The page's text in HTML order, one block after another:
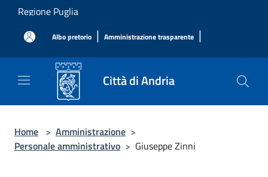
Salta al contenuto principale
Regione Puglia
Albo pretorio | Amministrazione trasparente |
Città di Andria
Home > Amministrazione >
Personale amministrativo > Giuseppe Zinni